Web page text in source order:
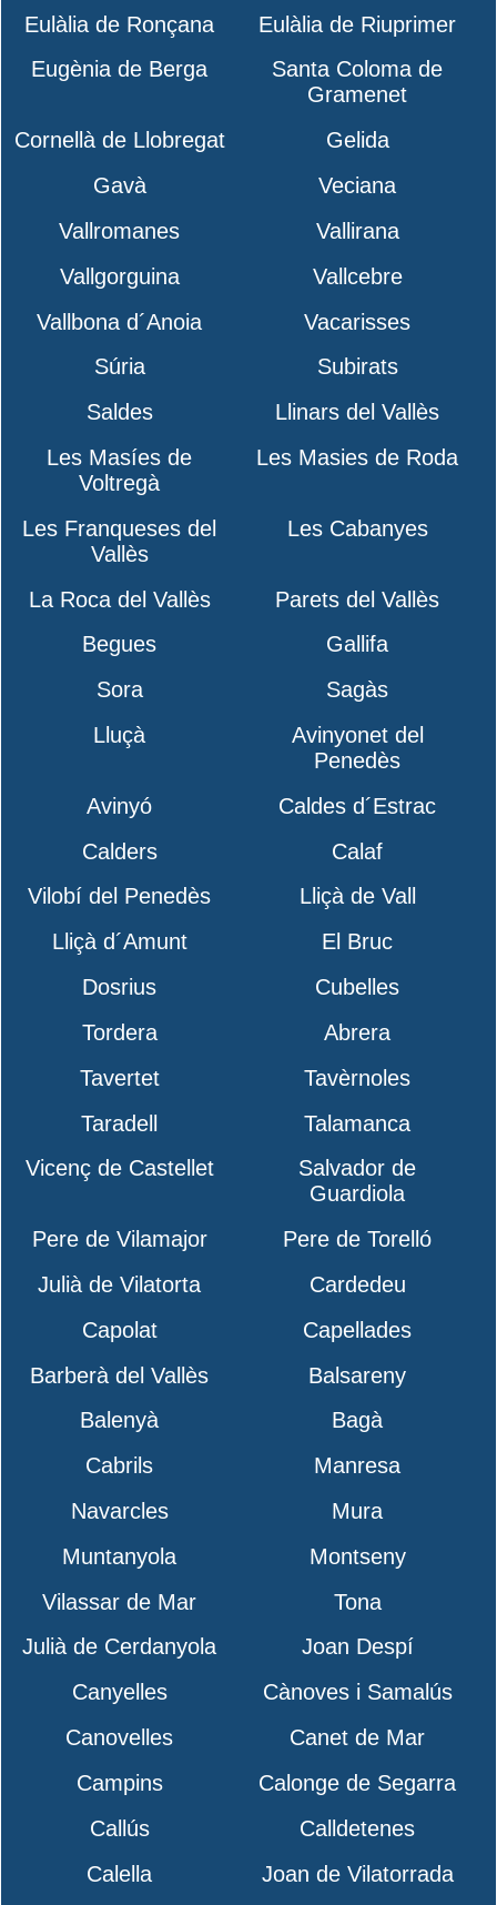
Eulàlia de Ronçana
Eulàlia de Riuprimer
Eugènia de Berga
Santa Coloma de
Gramenet
Cornellà de Llobregat
Gelida
Gavà
Veciana
Vallromanes
Vallirana
Vallgorguina
Vallcebre
Vallbona d´Anoia
Vacarisses
Súria
Subirats
Saldes
Llinars del Vallès
Les Masíes de
Voltregà
Les Masies de Roda
Les Franqueses del
Vallès
Les Cabanyes
La Roca del Vallès
Parets del Vallès
Begues
Gallifa
Sora
Sagàs
Lluçà
Avinyonet del
Penedès
Avinyó
Caldes d´Estrac
Calders
Calaf
Vilobí del Penedès
Lliçà de Vall
Lliçà d´Amunt
El Bruc
Dosrius
Cubelles
Tordera
Abrera
Tavertet
Tavèrnoles
Taradell
Talamanca
Vicenç de Castellet
Salvador de
Guardiola
Pere de Vilamajor
Pere de Torelló
Julià de Vilatorta
Cardedeu
Capolat
Capellades
Barberà del Vallès
Balsareny
Balenyà
Bagà
Cabrils
Manresa
Navarcles
Mura
Muntanyola
Montseny
Vilassar de Mar
Tona
Julià de Cerdanyola
Joan Despí
Canyelles
Cànoves i Samalús
Canovelles
Canet de Mar
Campins
Calonge de Segarra
Callús
Calldetenes
Calella
Joan de Vilatorrada